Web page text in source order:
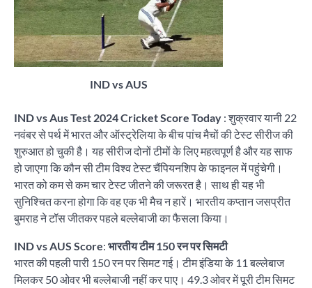
IND vs AUS
IND vs Aus Test 2024 Cricket Score Today : शुक्रवार यानी 22
नवंबर से पर्थ में भारत और ऑस्ट्रेलिया के बीच पांच मैचों की टेस्ट सीरीज की
शुरुआत हो चुकी है। यह सीरीज दोनों टीमों के लिए महत्वपूर्ण है और यह साफ
हो जाएगा कि कौन सी टीम विश्व टेस्ट चैंपियनशिप के फाइनल में पहुंचेगी।
भारत को कम से कम चार टेस्ट जीतने की जरूरत है। साथ ही यह भी
सुनिश्चित करना होगा कि वह एक भी मैच न हारें। भारतीय कप्तान जसप्रीत
बुमराह ने टॉस जीतकर पहले बल्लेबाजी का फैसला किया।
IND vs AUS Score: भारतीय टीम 150 रन पर सिमटी
भारत की पहली पारी 150 रन पर सिमट गई। टीम इंडिया के 11 बल्लेबाज
मिलकर 50 ओवर भी बल्लेबाजी नहीं कर पाए। 49.3 ओवर में पूरी टीम सिमट